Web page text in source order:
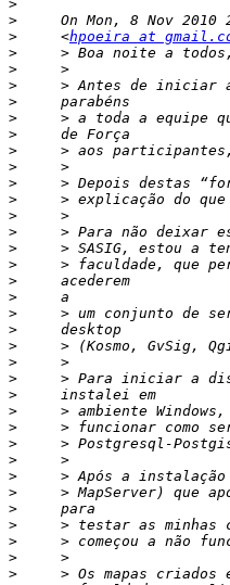
>
>
>
     <
hpoeira at
>
>
>
>
>
>
>
>
>
>
>
>
>
>
>
>
>
>
>
>
>
>
>
>
>
>
>
>
>
>
>
>
>